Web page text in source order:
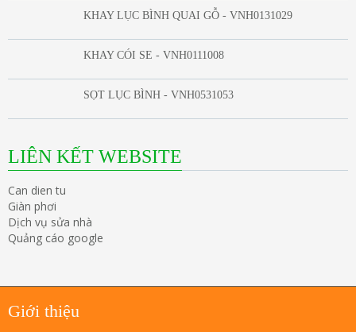
KHAY LỤC BÌNH QUAI GỖ - VNH0131029
KHAY CÓI SE - VNH0111008
SỌT LỤC BÌNH - VNH0531053
LIÊN KẾT WEBSITE
Can dien tu
Giàn phơi
Dịch vụ sửa nhà
Quảng cáo google
Giới thiệu